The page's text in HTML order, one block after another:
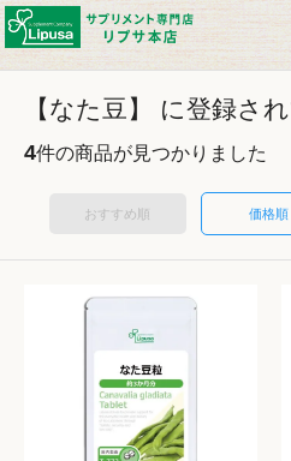
【なた豆】 に登録さ
4件の商品が見つかりました
おすすめ順 価格順